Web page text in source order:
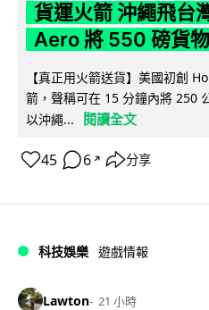
貨運火箭 沖繩飛台
Aero 將 550 磅貨
【真正用火箭送貨】美國初創
箭，聲稱可在 15 分鐘內將 250
以沖繩...
閱讀全文
45 6 ↗ 分享
科技娛樂 遊戲情報
Lawton 21 小時